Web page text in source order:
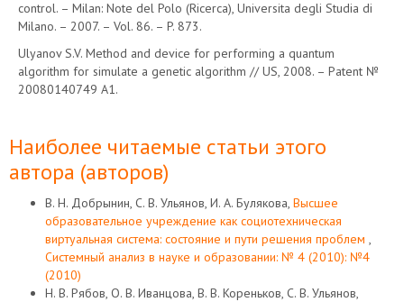
control. – Milan: Note del Polo (Ricerca), Universita degli Studia di
Milano. – 2007. – Vol. 86. – P. 873.
Ulyanov S.V. Method and device for performing a quantum
algorithm for simulate a genetic algorithm // US, 2008. – Patent №
20080140749 A1.
Наиболее читаемые статьи этого
автора (авторов)
В. Н. Добрынин, С. В. Ульянов, И. А. Булякова, Высшее
образовательное учреждение как социотехническая
виртуальная система: состояние и пути решения проблем ,
Системный анализ в науке и образовании: № 4 (2010): №4
(2010)
Н. В. Рябов, О. В. Иванцова, В. В. Кореньков, С. В. Ульянов,